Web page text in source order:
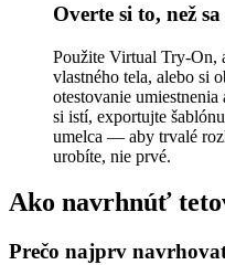
Overte si to, než
Použite Virtual Try-On,
vlastného tela, alebo si
otestovanie
si istí, exportujte
umelca — aby trvalé
urobíte, nie prvé.
Ako navrhnúť
Prečo najprv